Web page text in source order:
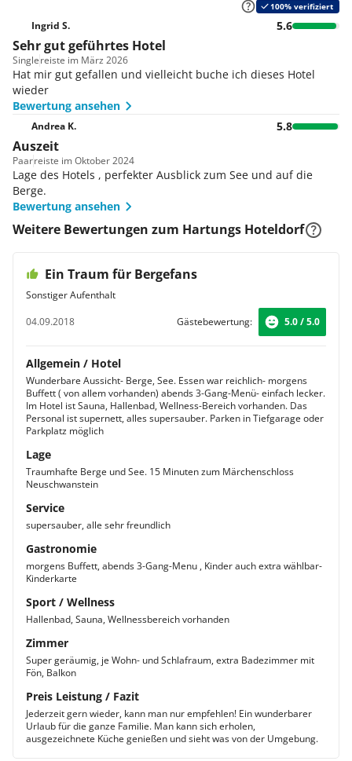
100% verifiziert
Ingrid S. 5.6
Sehr gut geführtes Hotel
Singlereiste im März 2026
Hat mir gut gefallen und vielleicht buche ich dieses Hotel
wieder
Bewertung ansehen
Andrea K. 5.8
Auszeit
Paarreiste im Oktober 2024
Lage des Hotels , perfekter Ausblick zum See und auf die
Berge.
Bewertung ansehen
Weitere Bewertungen zum Hartungs Hoteldorf
Ein Traum für Bergefans
Sonstiger Aufenthalt
04.09.2018
Gästebewertung: 5.0 / 5.0
Allgemein / Hotel
Wunderbare Aussicht- Berge, See. Essen war reichlich- morgens
Buffett ( von allem vorhanden) abends 3-Gang-Menü- einfach lecker.
Im Hotel ist Sauna, Hallenbad, Wellness-Bereich vorhanden. Das
Personal ist supernett, alles supersauber. Parken in Tiefgarage oder
Parkplatz möglich
Lage
Traumhafte Berge und See. 15 Minuten zum Märchenschloss
Neuschwanstein
Service
supersauber, alle sehr freundlich
Gastronomie
morgens Buffett, abends 3-Gang-Menu , Kinder auch extra wählbar-
Kinderkarte
Sport / Wellness
Hallenbad, Sauna, Wellnessbereich vorhanden
Zimmer
Super geräumig, je Wohn- und Schlafraum, extra Badezimmer mit
Fön, Balkon
Preis Leistung / Fazit
Jederzeit gern wieder, kann man nur empfehlen! Ein wunderbarer
Urlaub für die ganze Familie. Man kann sich erholen,
ausgezeichnete Küche genießen und sieht was von der Umgebung.